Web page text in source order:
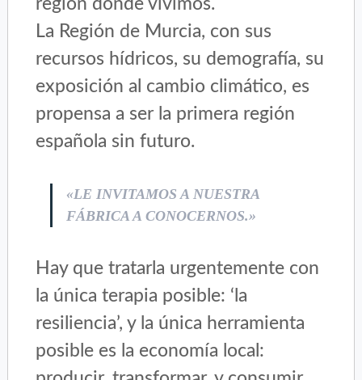
La Región de Murcia, con sus
recursos hídricos, su demografía, su
exposición al cambio climático, es
propensa a ser la primera región
española sin futuro.
«LE INVITAMOS A NUESTRA
FÁBRICA A CONOCERNOS.»
Hay que tratarla urgentemente con
la única terapia posible: ‘la
resiliencia’, y la única herramienta
posible es la economía local: